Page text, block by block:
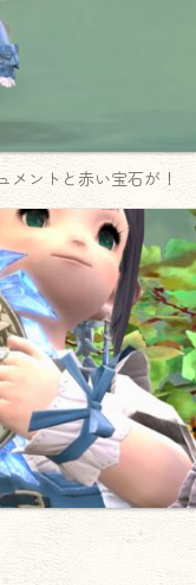
メントと赤い宝石が！